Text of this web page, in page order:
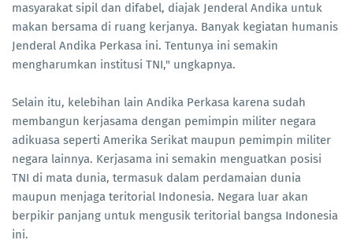
masyarakat sipil dan difabel, diajak Jenderal Andika untuk
makan bersama di ruang kerjanya. Banyak kegiatan humanis
Jenderal Andika Perkasa ini. Tentunya ini semakin
mengharumkan institusi TNI," ungkapnya.
Selain itu, kelebihan lain Andika Perkasa karena sudah
membangun kerjasama dengan pemimpin militer negara
adikuasa seperti Amerika Serikat maupun pemimpin militer
negara lainnya. Kerjasama ini semakin menguatkan posisi
TNI di mata dunia, termasuk dalam perdamaian dunia
maupun menjaga teritorial Indonesia. Negara luar akan
berpikir panjang untuk mengusik teritorial bangsa Indonesia
ini.